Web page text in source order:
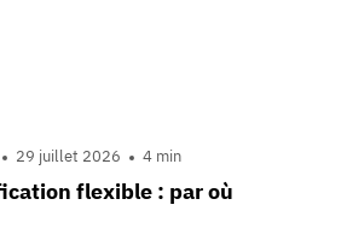
29 juillet 2026 4 min
flexible : par où